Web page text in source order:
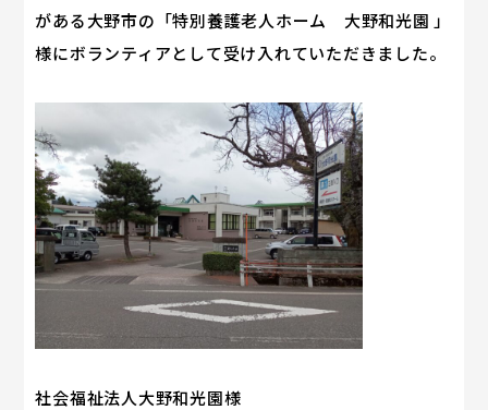
がある大野市の「特別養護老人ホーム 大野和光園 」
様にボランティアとして受け入れていただきました。
社会福祉法人大野和光園様